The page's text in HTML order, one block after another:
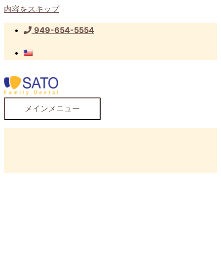
内容をスキップ
949-654-5554
メインメニュー